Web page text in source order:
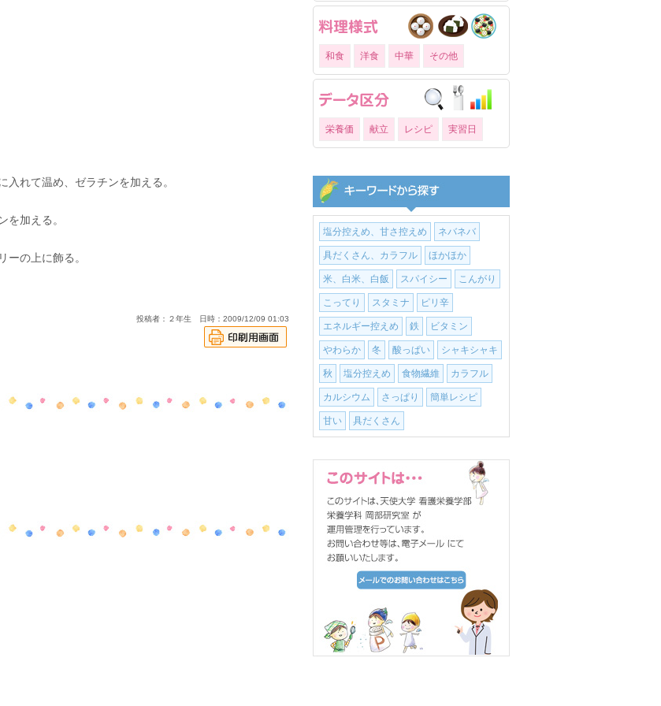
れて温め、ゼラチンを加える。
を加える。
ーの上に飾る。
投稿者：２年生 日時：2009/12/09 01:03
和食 洋食 中華 その他
栄養価 献立 レシピ 実習日
塩分控えめ、甘さ控えめ ネバネバ
具だくさん、カラフル ほかほか
米、白米、白飯 スパイシー こんがり
こってり スタミナ ピリ辛
エネルギー控えめ 鉄 ビタミン
やわらか 冬 酸っぱい シャキシャキ
秋 塩分控えめ 食物繊維 カラフル
カルシウム さっぱり 簡単レシピ
甘い 具だくさん